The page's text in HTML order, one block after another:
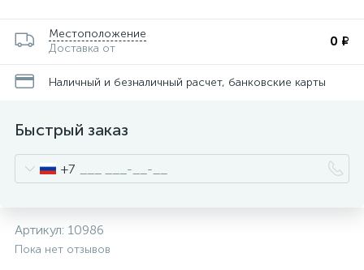
Местоположение
Доставка от
0 ₽
Наличный и безналичный расчет, банковские карты
Быстрый заказ
+7
Артикул: 10986
Пока нет отзывов